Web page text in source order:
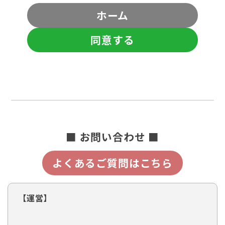
ホーム
同意する
■ お問い合わせ ■
よくあるご質問はこちら
【運営】